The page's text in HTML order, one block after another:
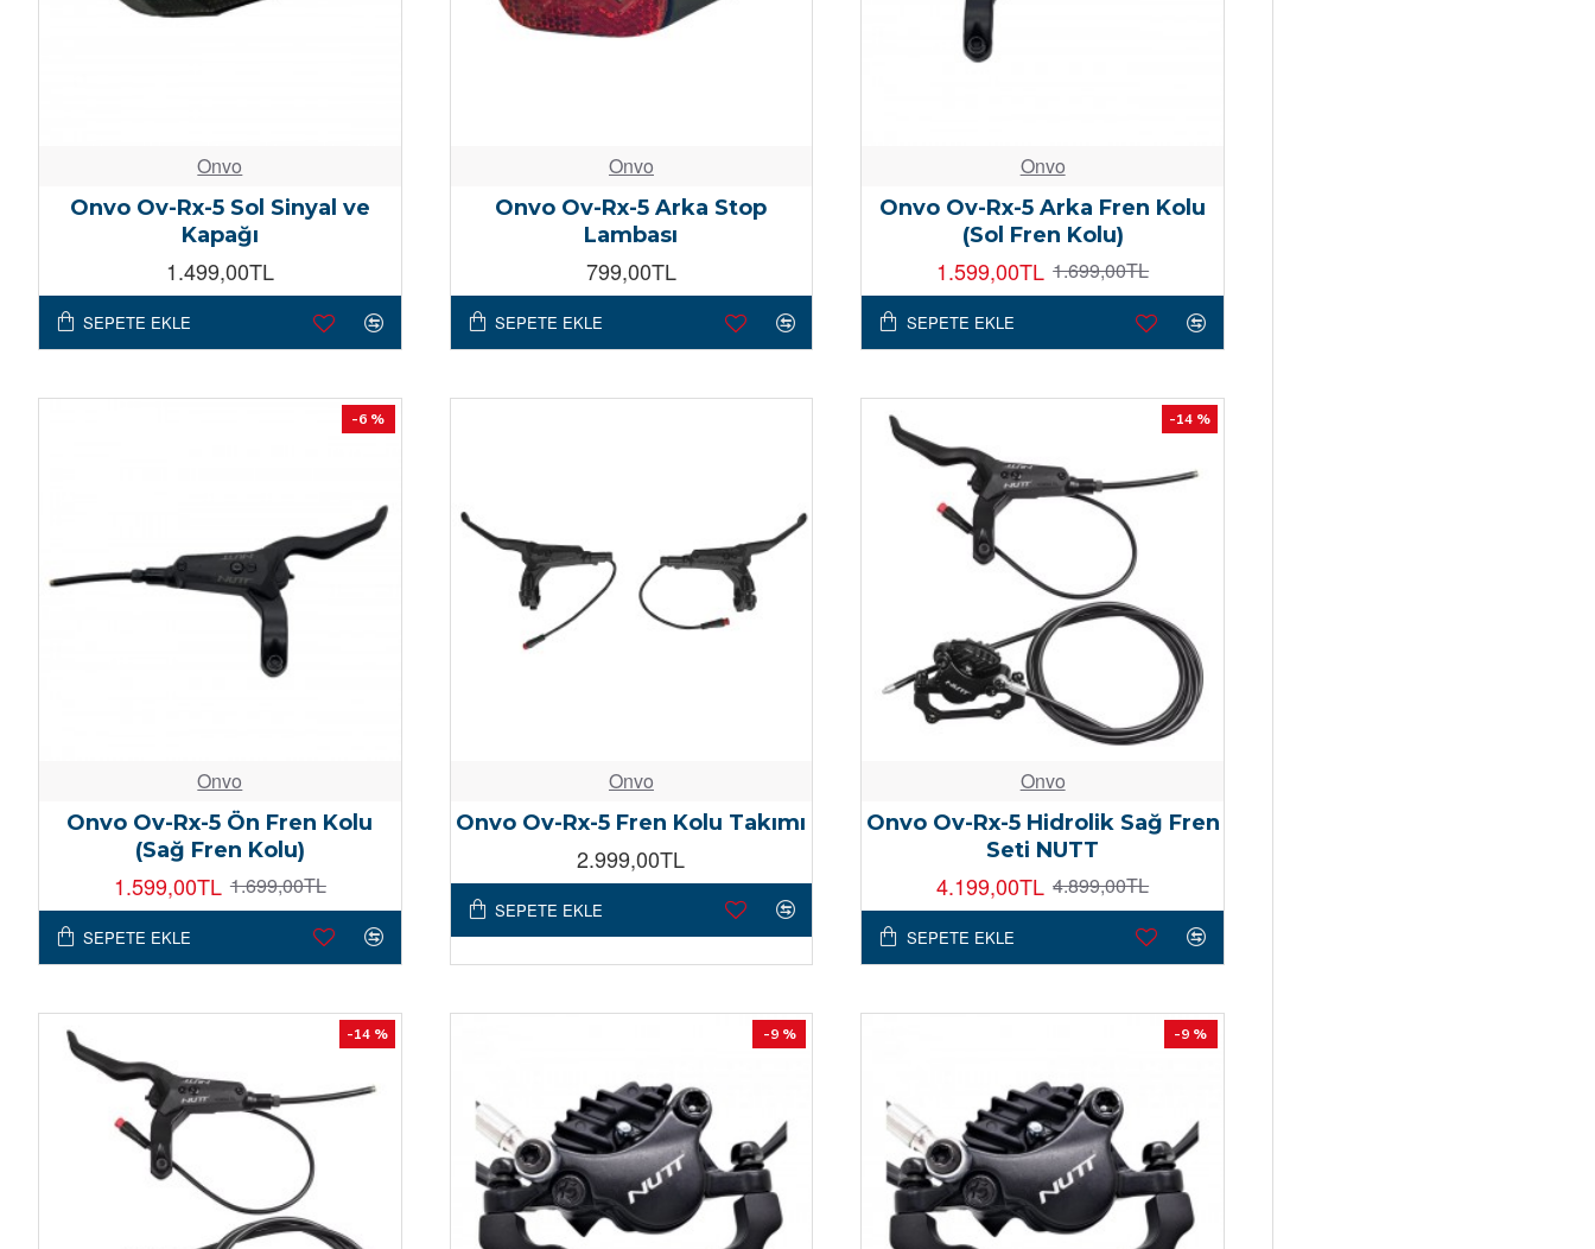
Onvo
Onvo Ov-Rx-5 Sol Sinyal ve
Kapağı
1.499,00TL
SEPETE EKLE
Onvo
Onvo Ov-Rx-5 Arka Stop
Lambası
799,00TL
SEPETE EKLE
Onvo
Onvo Ov-Rx-5 Arka Fren Kolu
(Sol Fren Kolu)
1.599,00TL 1.699,00TL
SEPETE EKLE
-6 %
Onvo
Onvo Ov-Rx-5 Ön Fren Kolu
(Sağ Fren Kolu)
1.599,00TL 1.699,00TL
SEPETE EKLE
Onvo
Onvo Ov-Rx-5 Fren Kolu Takımı
2.999,00TL
SEPETE EKLE
-14 %
Onvo
Onvo Ov-Rx-5 Hidrolik Sağ Fren
Seti NUTT
4.199,00TL 4.899,00TL
SEPETE EKLE
-14 % -9 % -9 %